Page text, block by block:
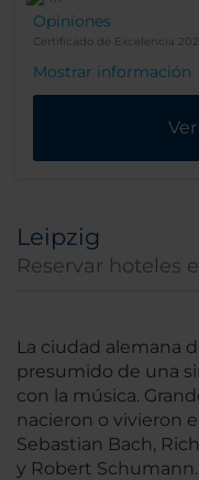
Opiniones
Certificado de Excelencia
Mostrar información
Leipzig
Reservar hoteles
La ciudad alemana
presumido de una
con la música.
nacieron o vivieron
Sebastian Bach,
y Robert